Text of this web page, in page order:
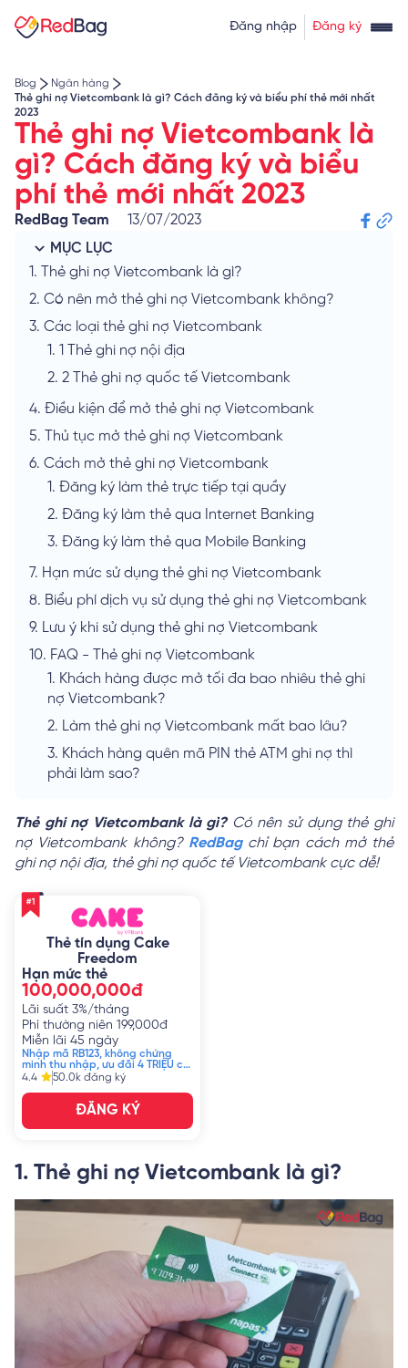
Đăng nhập Đăng ký
Tính lãi vay
Về chúng tôi
Blog
Ngân hàng
Thẻ ghi nợ Vietcombank là gì? Cách đăng ký và biểu phí thẻ mới nhất
2023
Thẻ ghi nợ Vietcombank là
gì? Cách đăng ký và biểu
phí thẻ mới nhất 2023
RedBag Team
13/07/2023
MỤC LỤC
1.
Thẻ ghi nợ Vietcombank là gì?
2. Có nên mở thẻ ghi nợ Vietcombank không?
3. Các loại thẻ ghi nợ Vietcombank
1. 1 Thẻ ghi nợ nội địa
2. 2 Thẻ ghi nợ quốc tế Vietcombank
4. Điều kiện để mở thẻ ghi nợ Vietcombank
5.
Thủ tục mở thẻ ghi nợ Vietcombank
6. Cách mở thẻ ghi nợ Vietcombank
1. Đăng ký làm thẻ trực tiếp tại quầy
2. Đăng ký làm thẻ qua Internet Banking
3. Đăng ký làm thẻ qua Mobile Banking
7. Hạn mức sử dụng thẻ ghi nợ Vietcombank
8. Biểu phí dịch vụ sử dụng thẻ ghi nợ Vietcombank
9. Lưu ý khi sử dụng thẻ ghi nợ Vietcombank
10. FAQ - Thẻ ghi nợ Vietcombank
1. Khách hàng được mở tối đa bao nhiêu thẻ ghi
nợ Vietcombank?
2. Làm thẻ ghi nợ Vietcombank mất bao lâu?
3. Khách hàng quên mã PIN thẻ ATM ghi nợ thì
phải làm sao?
Thẻ ghi nợ Vietcombank là gì?Có nên sử dụng thẻ ghi
nợ Vietcombank không? RedBagchỉ bạn cách mở thẻ
ghi nợ nội địa, thẻ ghi nợ quốc tế Vietcombank cực dễ!
Thẻ tín dụng Cake
Freedom
Hạn mức thẻ
100,000,000đ
Lãi suất 3%/tháng
Phí thường niên 199,000đ
Miễn lãi 45 ngày
Nhập mã RB123, không chứng
minh thu nhập, ưu đãi 4 TRIỆU chỉ
T8.2023
4.4 50.0k đăng ký
ĐĂNG KÝ
1. Thẻ ghi nợ Vietcombank là gì?